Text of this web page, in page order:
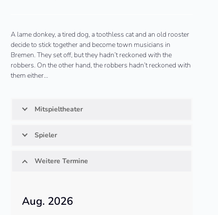
A lame donkey, a tired dog, a toothless cat and an old rooster
decide to stick together and become town musicians in
Bremen. They set off, but they hadn’t reckoned with the
robbers. On the other hand, the robbers hadn’t reckoned with
them either…
Mitspieltheater
Spieler
Weitere Termine
Aug. 2026